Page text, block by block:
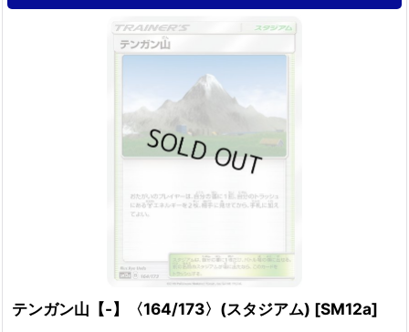
テンガン山【-】〈164/173〉(スタジアム) [SM12a]